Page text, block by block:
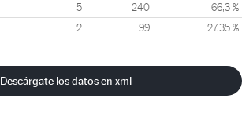
5 240 66,3 %
2 99 27,35 %
Descárgate los datos en xml